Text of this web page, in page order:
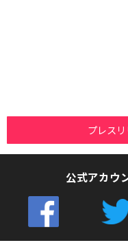
プレス
公式アカウ